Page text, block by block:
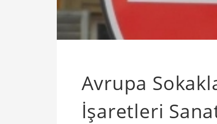
Avrupa
İşaretleri